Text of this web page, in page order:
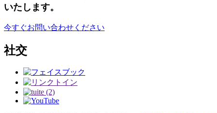
いたします。
今すぐお問い合わせください
社交